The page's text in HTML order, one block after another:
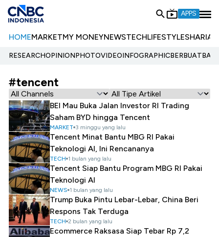
APPS
HOMEMARKETMY MONEYNEWSTECHLIFESTYLESHARIA
RESEARCHOPINIONPHOTOVIDEOINFOGRAPHIC
#tencent
BEI Mau Buka Jalan Investor RI Trading
Saham BYD hingga Tencent
MARKET 3 minggu yang lalu
Tencent Minat Bantu MBG RI Pakai
Teknologi AI, Ini Rencananya
TECH 1 bulan yang lalu
Tencent Siap Bantu Program MBG RI Pakai
Teknologi AI
NEWS 1 bulan yang lalu
Trump Buka Pintu Lebar-Lebar, China Beri
Respons Tak Terduga
TECH 2 bulan yang lalu
Ecommerce Raksasa Siap Tebar Rp 7,2